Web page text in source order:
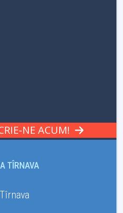
NE ACUM!
TÎRNAVA